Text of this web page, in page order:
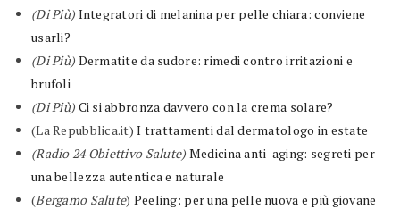
(Di Più) Integratori di melanina per pelle chiara: conviene
usarli?
(Di Più) Dermatite da sudore: rimedi contro irritazioni e
brufoli
(Di Più) Ci si abbronza davvero con la crema solare?
(La Repubblica.it)I trattamenti dal dermatologo in estate
(Radio 24 Obiettivo Salute) Medicina anti-aging: segreti per
una bellezza autentica e naturale
(Bergamo Salute) Peeling: per una pelle nuova e più giovane